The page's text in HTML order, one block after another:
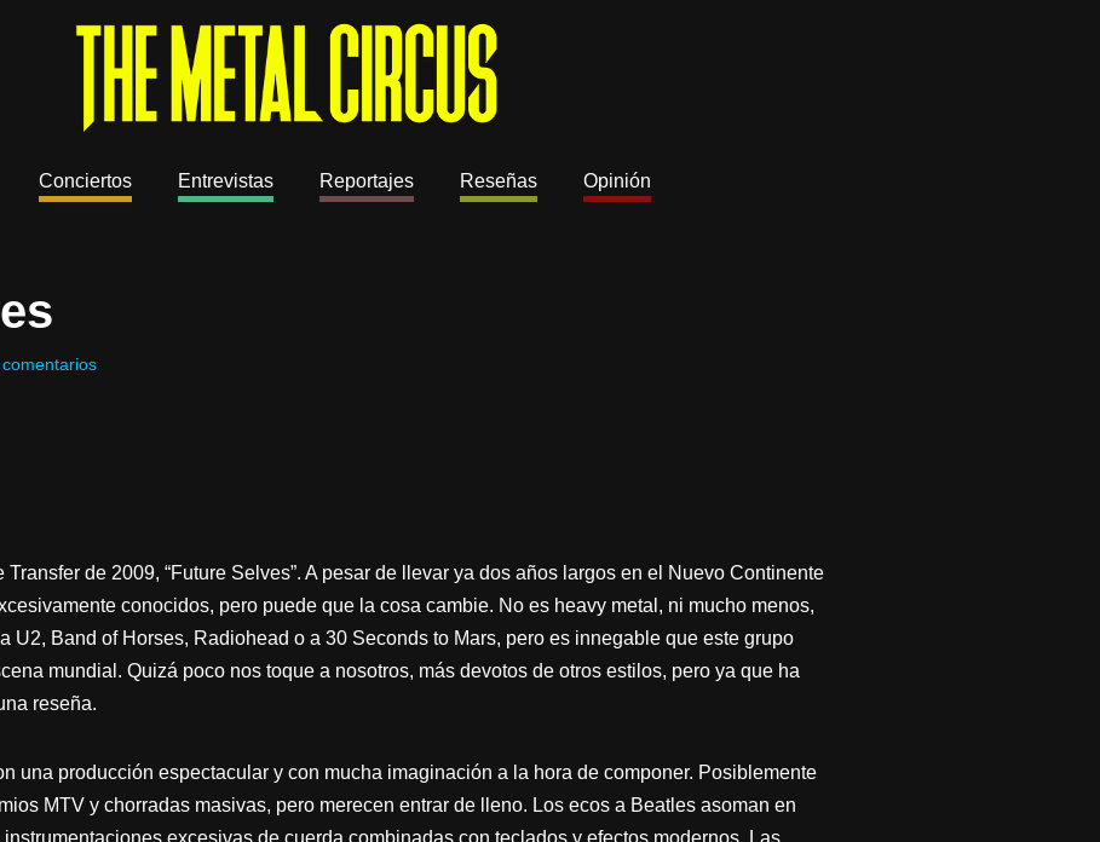
Conciertos Entrevistas Reportajes Reseñas Opinión
Transfer de 2009, “Future Selves”. A pesar de llevar ya dos años largos en el Nuevo Continente
conocidos, pero puede que la cosa cambie. No es heavy metal, ni mucho menos,
U2, Band of Horses, Radiohead o a 30 Seconds to Mars, pero es innegable que este grupo
mundial. Quizá poco nos toque a nosotros, más devotos de otros estilos, pero ya que ha
reseña.
una producción espectacular y con mucha imaginación a la hora de componer. Posiblemente
MTV y chorradas masivas, pero merecen entrar de lleno. Los ecos a Beatles asoman en